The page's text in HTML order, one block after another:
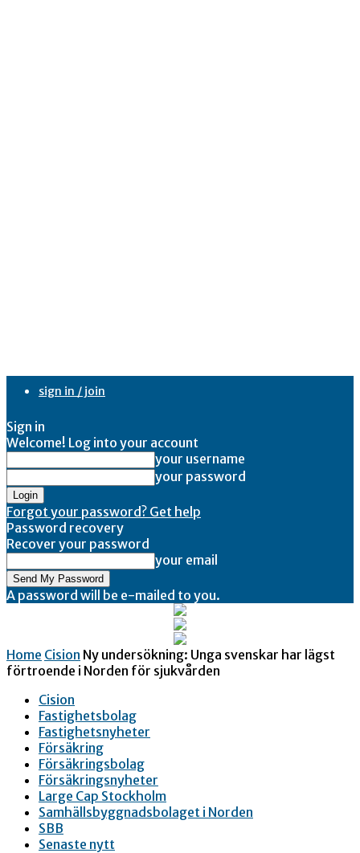
sign in / join
Sign in
Welcome! Log into your account
your username
your password
Forgot your password? Get help
Password recovery
Recover your password
your email
A password will be e-mailed to you.
Home Cision Ny undersökning: Unga svenskar har lägst
förtroende i Norden för sjukvården
Cision
Fastighetsbolag
Fastighetsnyheter
Försäkring
Försäkringsbolag
Försäkringsnyheter
Large Cap Stockholm
Samhällsbyggnadsbolaget i Norden
SBB
Senaste nytt